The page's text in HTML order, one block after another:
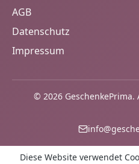
AGB
Datenschutz
Impressum
© 2026
Diese Website verwendet